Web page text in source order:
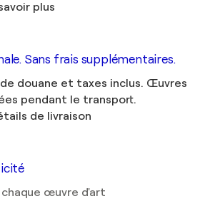
plus
Sans frais supplémentaires.
douane et taxes inclus. Œuvres
pendant le transport.
de livraison
œuvre d'art